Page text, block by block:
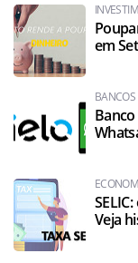
em
BANCOS
Veja